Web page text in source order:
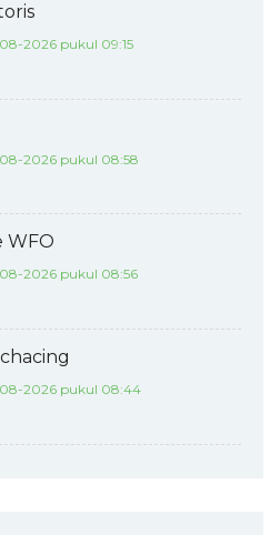
2026 pukul 09:15
2026 pukul 08:58
WFO
2026 pukul 08:56
2026 pukul 08:44